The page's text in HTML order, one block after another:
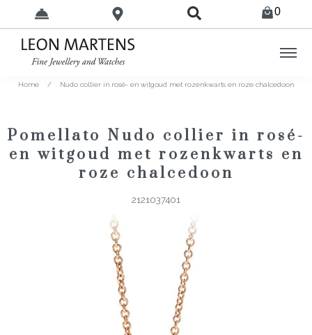
0
Home / Nudo collier in rosé- en witgoud met rozenkwarts en roze chalcedoon
Pomellato Nudo collier in rosé-
en witgoud met rozenkwarts en
roze chalcedoon
2121037401